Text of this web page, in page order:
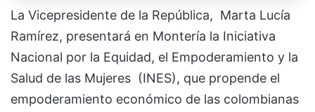
La Vicepresidente de la República, Marta Lucía
Ramírez, presentará en Montería la Iniciativa
Nacional por la Equidad, el Empoderamiento y la
Salud de las Mujeres (INES), que propende el
empoderamiento económico de las colombianas